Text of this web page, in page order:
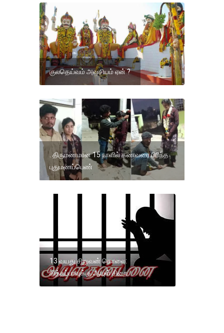
குலதெய்வம் அவசியம் ஏன் ?
. திருமணமான 15 நாளில் கணவரை பிரிந்த
புதுமணப்பெண்
13 வயது சிறுவன் கொலை:
சித்தப்பாவுக்கு ஆயுள் சிறை